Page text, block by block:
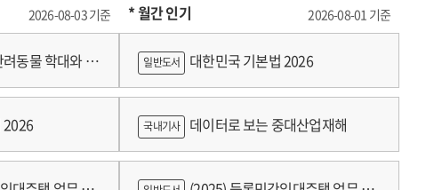
2026-08-03 기준
동물 학대와 분
2026
* 월간 인기 2026-08-01 기준
일반도서 대한민국 기본법 2026
국내기사 데이터로 보는 중대산업재해